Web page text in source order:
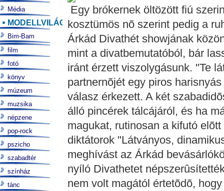
Egy brókernek öltözött fiú
kosztümös nõ szerint pedig a
Árkád Divathét showjának
mint a divatbemutatóból, bár
iránt érzett viszolygásunk. "Te
partnernõjét egy piros
válasz érkezett. A két
álló pincérek tálcájáról, és ha
magukat, rutinosan a kifutó
diktátorok "Látványos,
meghívást az Árkád
nyíló Divathetet
nem volt magától értetõdõ,
Média
MODELLVILÁG
Bim-Bam
film
fotó
könyv
múzeum
muzsika
népzene
pop-rock
pszicho
szabadtér
színház
tánc